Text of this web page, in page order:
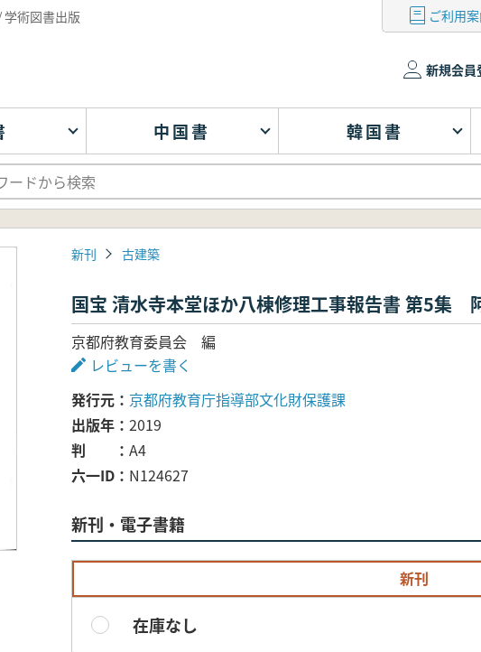
学術図書出版 ご利用
新規会員
中国書 韓国書
新刊 古建築
国宝 清水寺本堂ほか八棟修理工事報告書 第5集
京都府教育委員会 編
レビューを書く
発行元
京都府教育庁指導部文化財保護課
出版年
2019
判
A4
六一ID
N124627
新刊・電子書籍
新刊
在庫なし